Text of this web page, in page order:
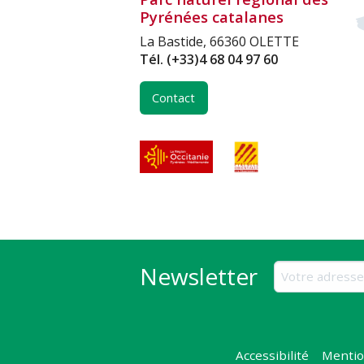
Pyrénées catalanes
La Bastide, 66360 OLETTE
Tél. (+33)4 68 04 97 60
Contact
Newsletter
Accessibilité